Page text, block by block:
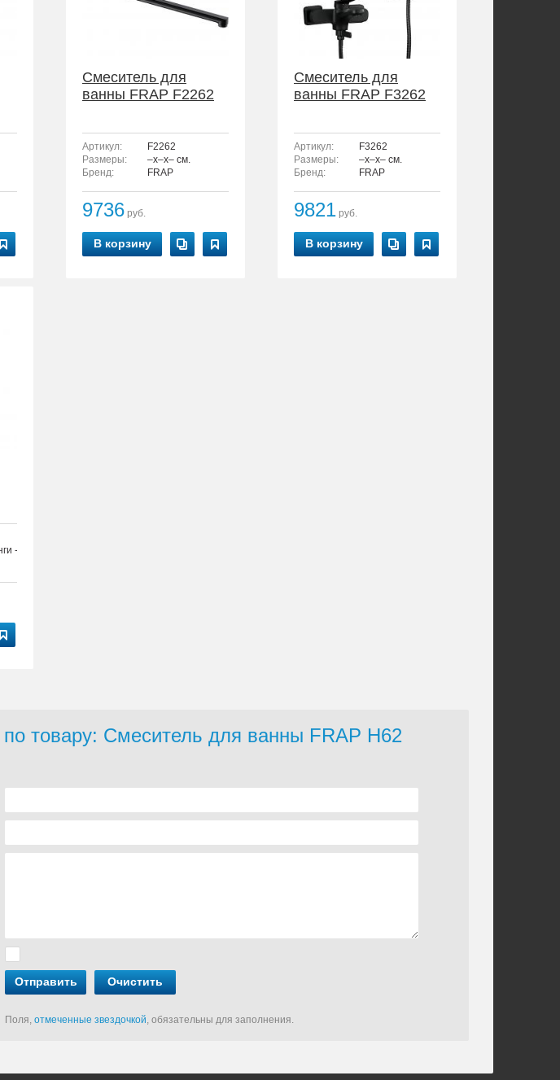
Смеситель для
ванны FRAP F2262
Артикул:
F2262
Размеры:
–x–x– см.
Бренд:
FRAP
9736 руб.
В корзину
Смеситель для
ванны FRAP F3262
Артикул:
F3262
Размеры:
–x–x– см.
Бренд:
FRAP
9821 руб.
В корзину
- 24 мм.
по товару: Смеситель для ванны FRAP H62
Отправить
Очистить
Поля, отмеченные звездочкой, обязательны для заполнения.